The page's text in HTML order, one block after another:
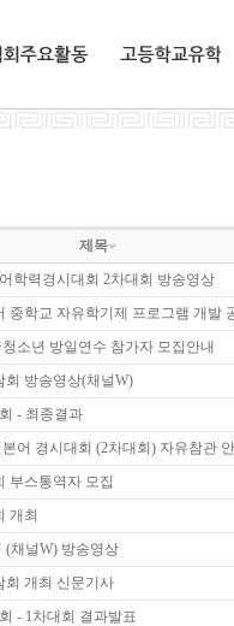
제목
학력경시대회 2차대회 방송영상
중학교 자유학기제 프로그램 개발
소년 방일연수 참가자 모집안내
회 방송영상(채널W)
- 최종결과
어 경시대회 (2차대회) 자유참관
부스통역자 모집
개최
(채널W) 방송영상
회 개최 신문기사
- 1차대회 결과발표